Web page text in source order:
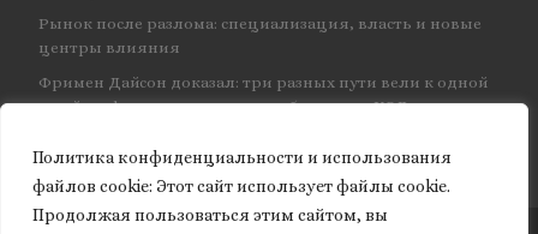
Политика конфиденциальности и использования
файлов сookie: Этот сайт использует файлы cookie.
Продолжая пользоваться этим сайтом, вы
Рынок после разлома: специализация, власть и новые
центры влияния
Фримен Дайсон доказал: три разных пути вели к одной
и той же физике — и навсегда объединил КЭД